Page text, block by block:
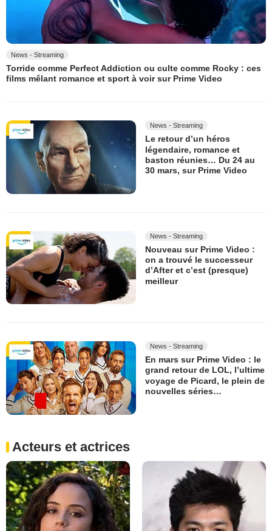
News - Streaming
Torride comme Perfect Addiction ou culte comme Rocky : ces
films mêlant romance et sport à voir sur Prime Video
News - Streaming
Le retour d’un héros
légendaire, romance et
baston réunies… Du 24 au
30 mars, sur Prime Video
News - Streaming
Nouveau sur Prime Video :
on a trouvé le successeur
d’After et c’est (presque)
meilleur
News - Streaming
En mars sur Prime Video : le
grand retour de LOL, l’ultime
voyage de Picard, le plein de
nouvelles séries…
Acteurs et actrices